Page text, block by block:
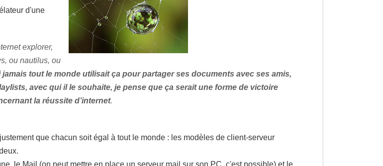
d'une
explorer,
ou nautilus, ou
jamais tout le monde utilisait ça pour partager ses documents avec ses amis,
avec qui il le souhaite, je pense que ça serait une forme de victoire
la réussite d’internet.
que chacun soit égal à tout le monde : les modèles de client-serveur
le Mail (on peut mettre en place un serveur mail sur son PC, c'est possible) et le